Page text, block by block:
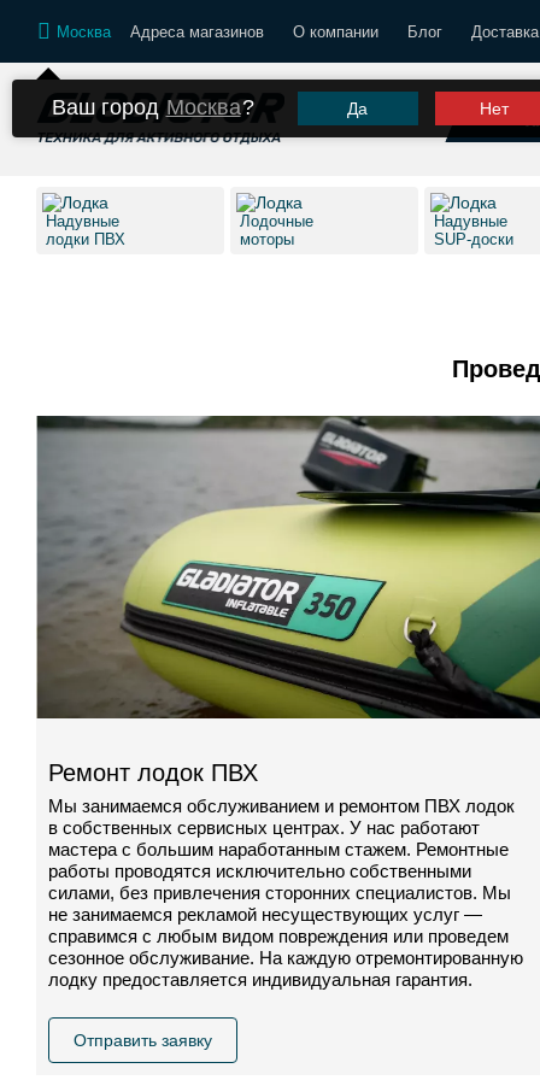
Москва Адреса магазинов О компании Блог
Ваш городМосква? Да Нет
Надувные
лодки ПВХ
Лодочные
моторы
Надувные
SUP-доски
Ремонт лодок ПВХ
Мы занимаемся обслуживанием и ремонтом ПВХ лодок
в собственных сервисных центрах. У нас работают
мастера с большим наработанным стажем. Ремонтные
работы проводятся исключительно собственными
силами, без привлечения сторонних специалистов. Мы
не занимаемся рекламой несуществующих услуг —
справимся с любым видом повреждения или проведем
сезонное обслуживание. На каждую отремонтированную
лодку предоставляется индивидуальная гарантия.
Отправить заявку